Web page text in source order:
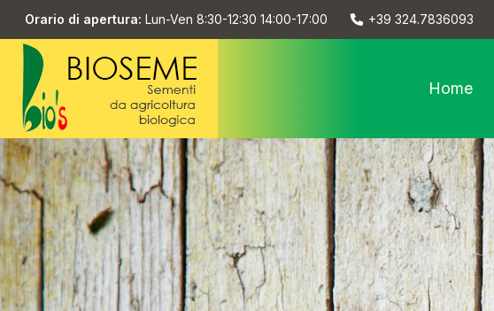
Orario di apertura: Lun-Ven 8:30-12:30 14:00-17:00 +39 324.7836093
Home